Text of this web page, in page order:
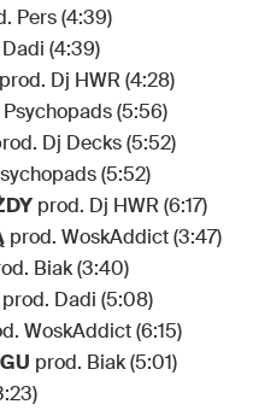
Pers (4:39)
(4:39)
prod. Dj HWR (4:28)
(5:56)
Dj Decks (5:52)
(5:52)
prod. Dj HWR (6:17)
prod. WoskAddict (3:47)
Biak (3:40)
prod. Dadi (5:08)
WoskAddict (6:15)
prod. Biak (5:01)